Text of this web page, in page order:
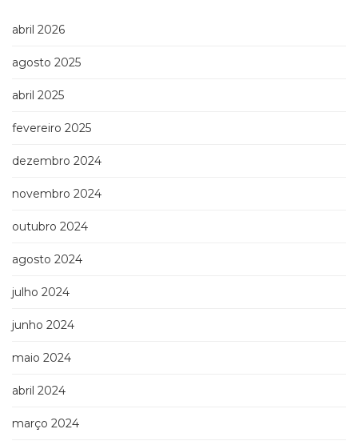
(132)
categoria
Televisão
Temas
(30)
Ocupacional
e
(65)
(1)
Prática
abril 2026
agosto 2025
abril 2025
fevereiro 2025
dezembro 2024
novembro 2024
outubro 2024
agosto 2024
julho 2024
junho 2024
maio 2024
abril 2024
março 2024